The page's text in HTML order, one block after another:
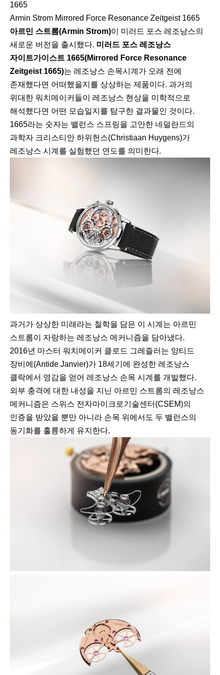
Armin Strom Mirrored Force Resonance Zeitgeist 1665
아르민 스트롬(Armin Strom)이 미러드 포스 레조낭스의
새로운 버전을 출시했다. 미러드 포스 레조낭스
자이트가이스트 1665(Mirrored Force Resonance
Zeitgeist 1665)는 레조낭스 손목시계가 오래 전에
존재했다면 어떠했을지를 상상하는 제품이다. 과거의
위대한 워치메이커들이 레조낭스 현상을 미학적으로
해석했다면 어떤 모습일지를 탐구한 결과물인 것이다.
1665라는 숫자는 밸런스 스프링을 고안한 네덜란드의
과학자 크리스티안 하위헌스(Christiaan Huygens)가
레조낭스 시계를 실험했던 연도를 의미한다.
과거가 상상한 미래라는 철학을 담은 이 시계는 아르민
스트롬이 자랑하는 레조낭스 메커니즘을 담아냈다.
2016년 마스터 워치메이커 클로드 그레즐러는 앙티드
장비에(Antide Janvier)가 18세기에 완성한 레조낭스
클락에서 영감을 얻어 레조낭스 손목 시계를 개발했다.
외부 충격에 대한 내성을 지닌 아르민 스트롬의 레조낭스
메커니즘은 스위스 전자마이크로기술센터(CSEM)의
인증을 받았을 뿐만 아니라 손목 위에서도 두 밸런스의
동기화를 훌륭하게 유지한다.